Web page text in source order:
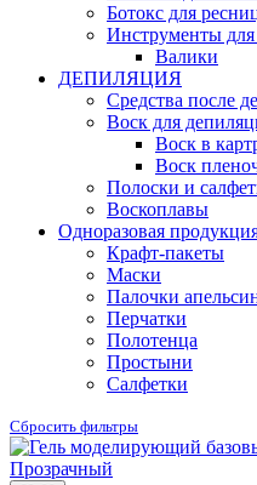
Ботокс для
Инструменты
Валики
ДЕПИЛЯЦИЯ
Средства после
Воск для
Воск в
Воск
Полоски и
Воскоплавы
Одноразовая
Крафт-пакеты
Маски
Палочки
Перчатки
Полотенца
Простыни
Салфетки
Сбросить фильтры